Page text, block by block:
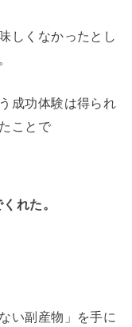
しくなかったとし
成功体験は得られ
ことで
れた。
い副産物」を手に